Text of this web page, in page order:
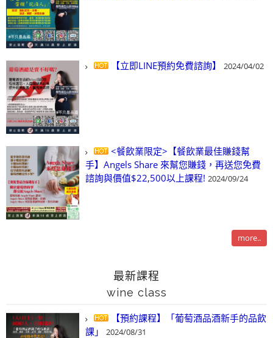
【立即LINE預約免費諮詢】 2024/04/02
<餐飲業限定>【餐飲業最佳賺錢幫
手】Angels Share 來幫您賺錢，再送您免費
諮詢與價值$22,500以上課程! 2024/09/24
more..
最新課程
wine class
【預約課程】「葡萄酒品酒新手的品飲
課」
2024/08/31